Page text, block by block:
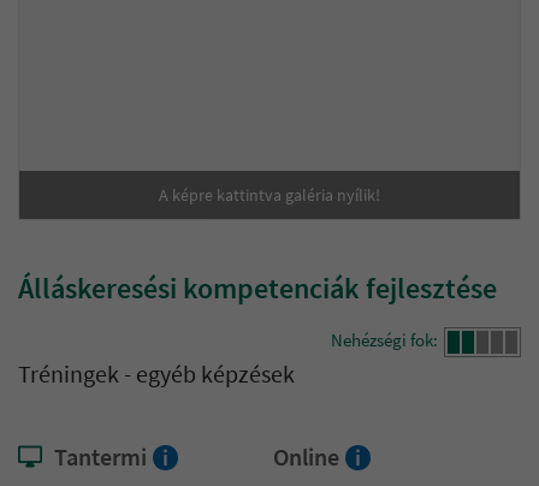
A képre kattintva galéria nyílik!
Álláskeresési kompetenciák fejlesztése
Nehézségi fok:
Tréningek - egyéb képzések
Tantermi i Online i